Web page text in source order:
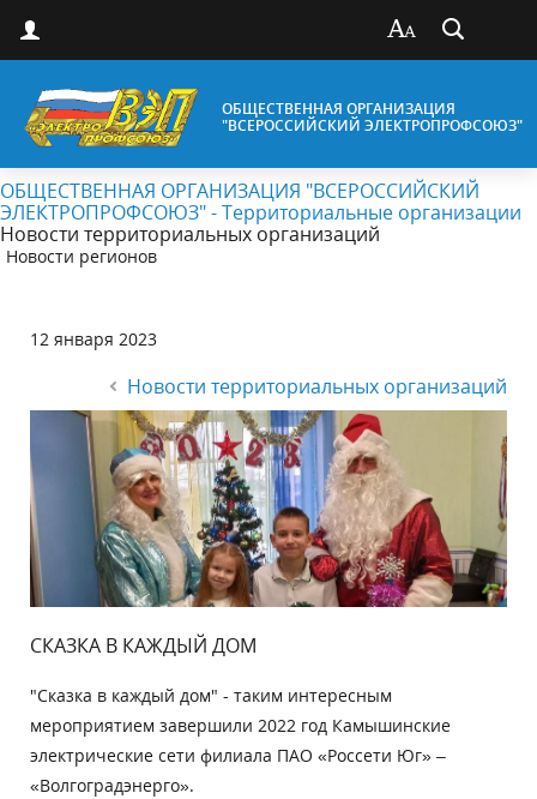
ОБЩЕСТВЕННАЯ ОРГАНИЗАЦИЯ
"ВСЕРОССИЙСКИЙ ЭЛЕКТРОПРОФСОЮЗ"
ОБЩЕСТВЕННАЯ ОРГАНИЗАЦИЯ "ВСЕРОССИЙСКИЙ
ЭЛЕКТРОПРОФСОЮЗ" - Территориальные организации
Новости территориальных организаций
Новости регионов
12 января 2023
Новости территориальных организаций
СКАЗКА В КАЖДЫЙ ДОМ
"Сказка в каждый дом" - таким интересным
мероприятием завершили 2022 год Камышинские
электрические сети филиала ПАО «Россети Юг» –
«Волгоградэнерго».